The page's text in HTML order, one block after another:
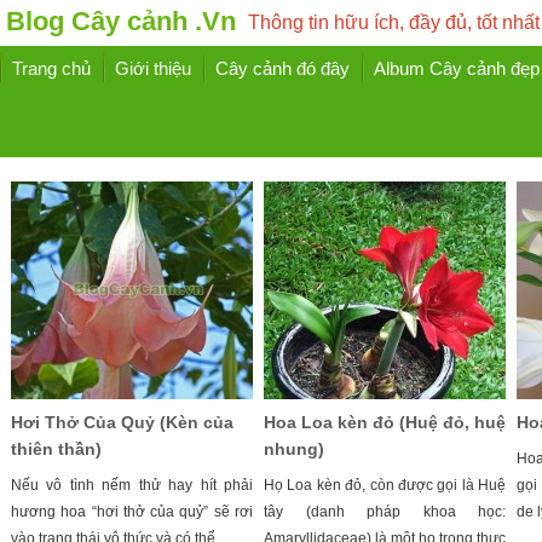
Blog Cây cảnh .Vn Thông tin hữu ích, đầy đủ, tốt
Trang chủ Giới thiệu Cây cảnh đó đây Album Cây cảnh đẹp
Hơi Thở Của Quỷ (Kèn của
thiên thần)
Nếu vô tình nếm thử hay hít phải
hương hoa “hơi thở của quỷ” sẽ rơi
vào trạng thái vô thức và có thể ...
Hoa Loa kèn đỏ (Huệ đỏ, huệ
nhung)
Họ Loa kèn đỏ, còn được gọi là Huệ
tây (danh pháp khoa học:
Amaryllidaceae) là một họ trong thực
gọi
de